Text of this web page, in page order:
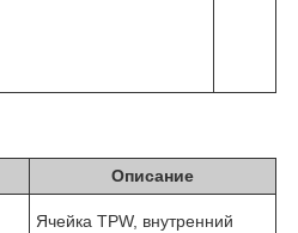
Описание
Ячейка TPW, внутренний